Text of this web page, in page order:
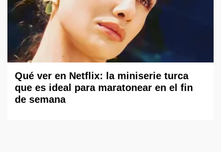
Qué ver en Netflix: la miniserie turca
que es ideal para maratonear en el fin
de semana